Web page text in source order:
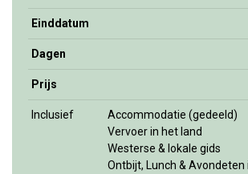
Einddatum
Dagen
Prijs
Inclusief
Accommodatie (gedeeld)
Vervoer in het land
Westerse & lokale gids
Ontbijt, Lunch & Avondeten